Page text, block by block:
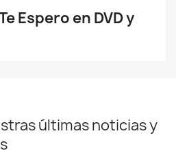
Espero en DVD y
últimas noticias y